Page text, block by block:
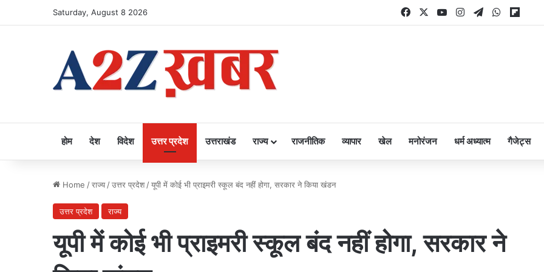
Saturday, August 8 2026 FacebookYouTubeInstagram
TelegramWhatsApp
होम देश विदेश उत्तर प्रदेश उत्तराखंड राज्य राजनीतिक व्यापार खेल मनोरंजन धर्म अध्यात्म गैजेट्स
Home /राज्य /उत्तर प्रदेश /यूपी में कोई भी प्राइमरी स्कूल बंद नहीं होगा, सरकार ने किया खंडन
उत्तर प्रदेश राज्य
यूपी में कोई भी प्राइमरी स्कूल बंद नहीं होगा, सरकार ने